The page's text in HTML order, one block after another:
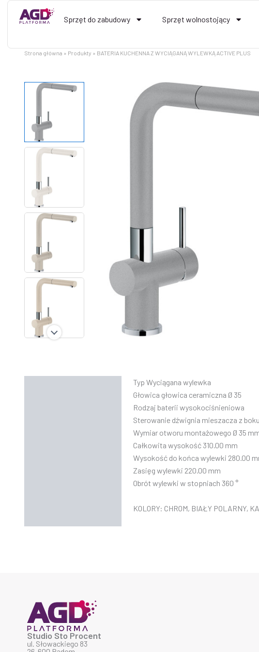
Przejdź
Sprzęt do zabudowy Sprzęt wolnostojący
Strona główna Produkty BATERIA KUCHENNA Z WYCIĄGANĄ WYLEWKĄ ACTIVE PLUS
Typ Wyciągana wylewka
Głowica głowica ceramiczna Ø 35
Rodzaj baterii wysokociśnieniowa
Sterowanie dźwignia mieszacza z boku
Wymiar otworu montażowego Ø 35
Całkowita wysokość 310.00 mm
Wysokość do końca wylewki 280.00
Zasięg wylewki 220.00 mm
Obrót wylewki w stopniach 360 °
KOLORY: CHROM, BIAŁY POLARNY,
Studio Sto Procent
ul. Słowackiego 83